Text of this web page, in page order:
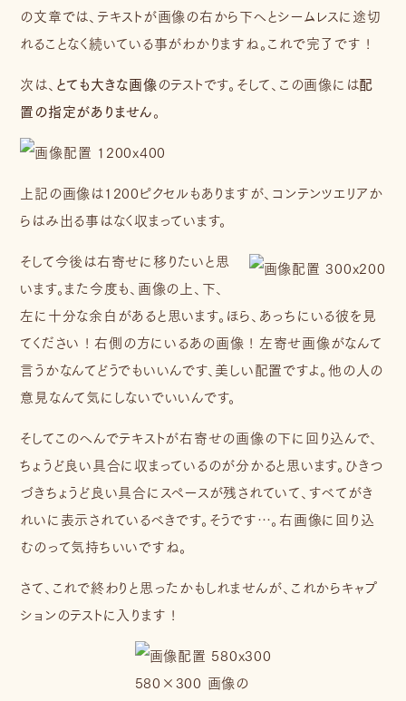
の文章では、テキストが画像の右から下へとシームレスに途切
れることなく続いている事がわかりますね。これで完了です !
次は、 とても大きな画像のテストです。そして、この画像には配
置の指定がありません。
上記の画像は1200ピクセルもありますが、コンテンツエリアか
らはみ出る事はなく収まっています。
そして今後は右寄せに移りたいと思
います。また今度も、画像の上、下、
左に十分な余白があると思います。ほら、あっちにいる彼を見
てください ! 右側の方にいるあの画像 ! 左寄せ画像がなんて
言うかなんてどうでもいいんです、美しい配置ですよ。他の人の
意見なんて気にしないでいいんです。
そしてこのへんでテキストが右寄せの画像の下に回り込んで、
ちょうど良い具合に収まっているのが分かると思います。ひきつ
づきちょうど良い具合にスペースが残されていて、すべてがき
れいに表示されているべきです。そうです…。右画像に回り込
むのって気持ちいいですね。
さて、これで終わりと思ったかもしれませんが、これからキャプ
ションのテストに入ります !
580×300 画像の